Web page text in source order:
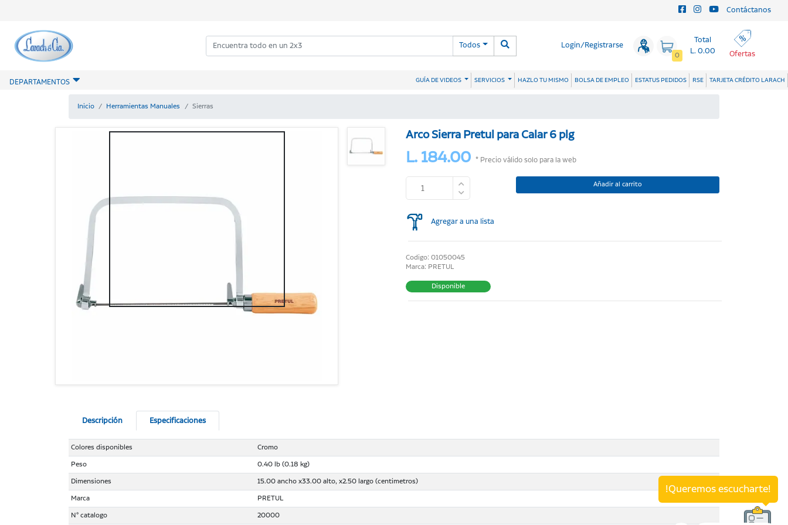
Contáctanos
Todos Login/Registrarse
0
Total
L. 0.00
Ofertas
DEPARTAMENTOS GUÍA DE VIDEOS SERVICIOS HAZLO TU MISMO BOLSA DE EMPLEO ESTATUS PEDIDOS RSE TARJETA CRÉDITO LARACH
Inicio Herramientas Manuales Sierras
Arco Sierra Pretul para Calar 6 plg
L. 184.00 * Precio válido solo para la web
Añadir al carrito
Agregar a una lista
Codigo: 01050045
Marca: PRETUL
Disponible
Descripción Especificaciones
Colores disponibles
Cromo
Peso
0.40 lb (0.18 kg)
Dimensiones
15.00 ancho x33.00 alto, x2.50 largo (centimetros)
Marca
PRETUL
N° catalogo
20000
!Queremos escucharte!